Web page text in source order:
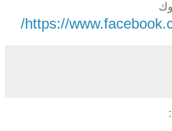
https://